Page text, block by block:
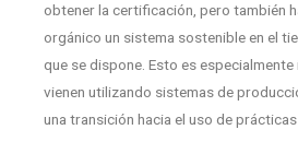
obtener la certificación, pero también
orgánico un sistema sostenible en el
que se dispone. Esto es
vienen utilizando sistemas de
una transición hacia el uso de